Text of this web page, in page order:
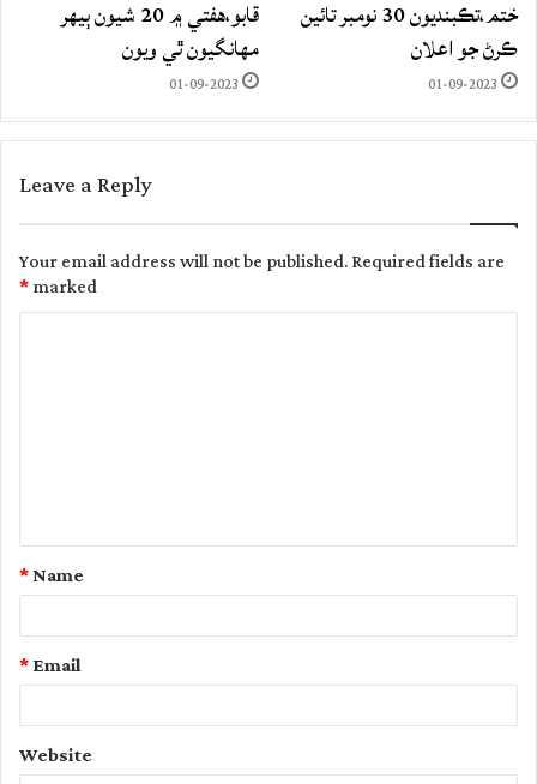
ختم،تڪبنديون 30 نومبر تائين
ڪرڻ جو اعلان
01-09-2023
قابو،هفتي ۾ 20 شيون ٻيهر
مهانگيون ٿي ويون
01-09-2023
Leave a Reply
Your email address will not be published.Required fields are
marked
*
t
Name
*
Email
*
Website